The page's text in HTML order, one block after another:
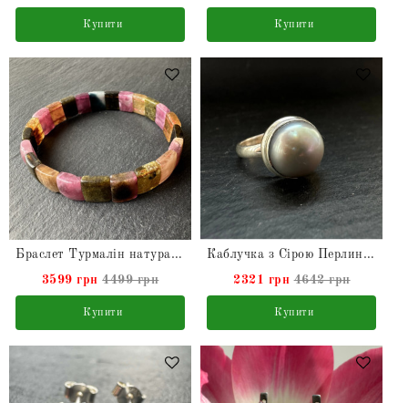
Купити Купити
Браслет Турмалін натуральний
3599 грн 4499 грн
Купити
Каблучка з Сірою Перлиною натуральною з срібла
2321 грн 4642 грн
Купити